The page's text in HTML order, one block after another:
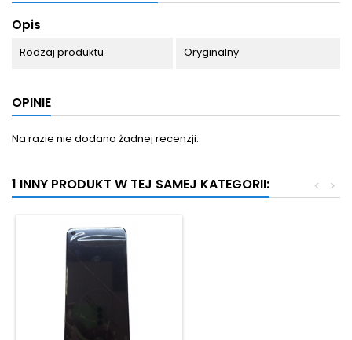
Opis
Rodzaj produktu Oryginalny
OPINIE
Na razie nie dodano żadnej recenzji.
1 INNY PRODUKT W TEJ SAMEJ KATEGORII: >
<